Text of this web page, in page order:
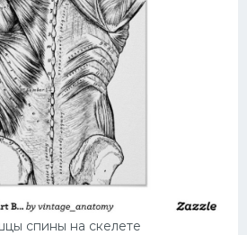
спины на скелете